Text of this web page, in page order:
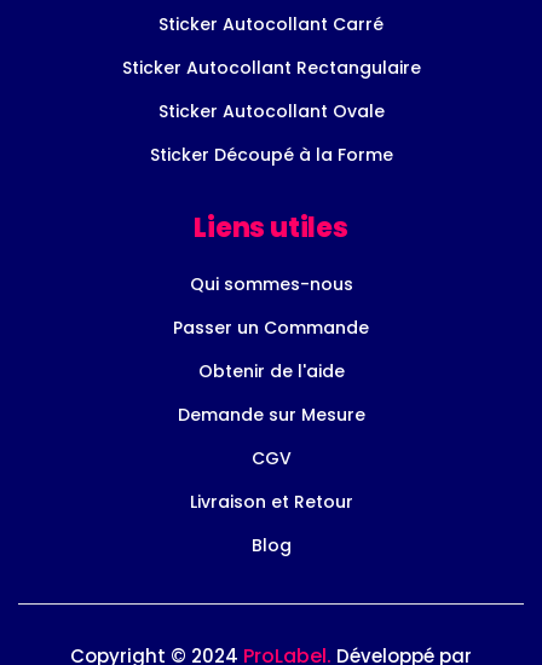
Sticker Autocollant Carré
Sticker Autocollant Rectangulaire
Sticker Autocollant Ovale
Sticker Découpé à la Forme
Liens utiles
Qui sommes-nous
Passer un Commande
Obtenir de l'aide
Demande sur Mesure
CGV
Livraison et Retour
Blog
Copyright © 2024 ProLabel. Développé par